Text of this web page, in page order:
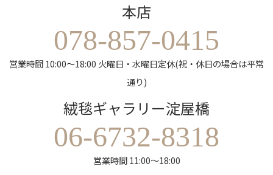
本店
078-857-0415
営業時間 10:00～18:00 火曜日・水曜日定休(祝・休日の場合は平常
通り)
絨毯ギャラリー淀屋橋
06-6732-8318
営業時間 11:00～18:00